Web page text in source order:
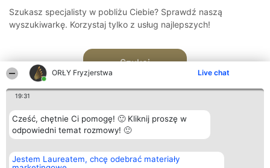
ORŁY Fryzjerstwa Live chat
19:31
Cześć, chętnie Ci pomogę! 🙂 Kliknij proszę w
odpowiedni temat rozmowy! 🙂
Jestem Laureatem, chcę odebrać materiały
Szukasz specjalisty w pobliżu Ciebie? Sprawdź naszą
wyszukiwarkę. Korzystaj tylko z usług najlepszych!
Szukaj
Organizator plebiscytu
Bright Side Solutions sp. z o.
Plebiscyt
Laureaci
Kontakt
Kontakt